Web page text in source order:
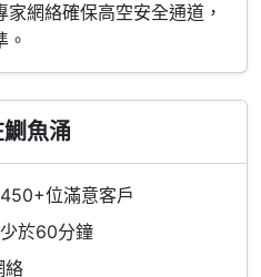
網絡確保高空安全通道，
。
魚涌
位滿意客戶
於60分鐘
絡